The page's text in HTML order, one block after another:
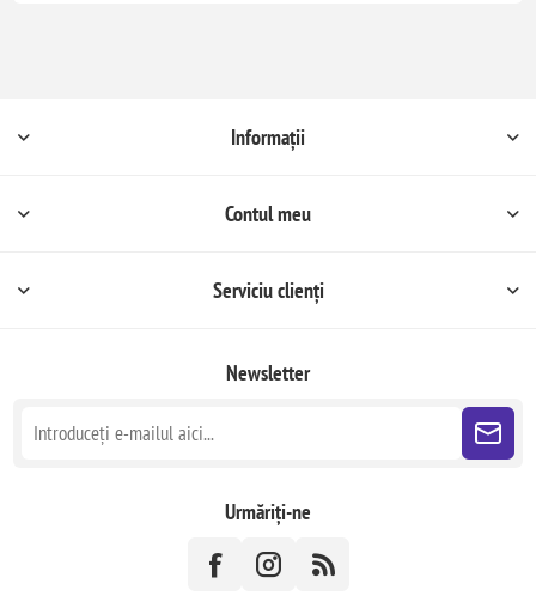
Informații
Contul meu
Serviciu clienți
Newsletter
Urmăriți-ne